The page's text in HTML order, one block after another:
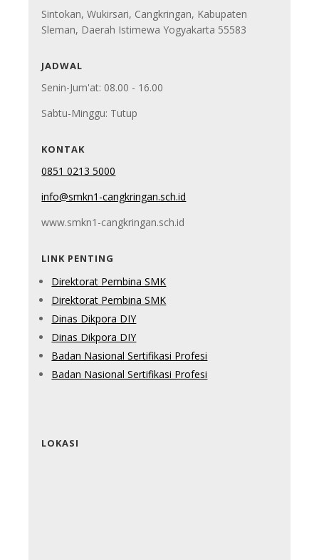
Sintokan, Wukirsari, Cangkringan, Kabupaten
Sleman, Daerah Istimewa Yogyakarta 55583
JADWAL
Senin-Jum'at: 08.00 - 16.00
Sabtu-Minggu: Tutup
KONTAK
0851 0213 5000
info@smkn1-cangkringan.sch.id
www.smkn1-cangkringan.sch.id
LINK PENTING
Direktorat Pembina SMK
Direktorat Pembina SMK
Dinas Dikpora DIY
Dinas Dikpora DIY
Badan Nasional Sertifikasi Profesi
Badan Nasional Sertifikasi Profesi
LOKASI